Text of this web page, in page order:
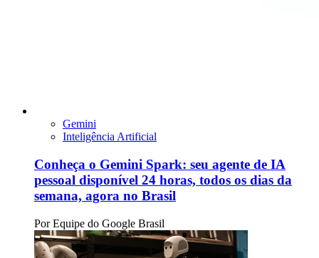
Gemini
Inteligência Artificial
Conheça o Gemini Spark: seu agente de IA
pessoal disponível 24 horas, todos os dias da
semana, agora no Brasil
Por Equipe do Google Brasil